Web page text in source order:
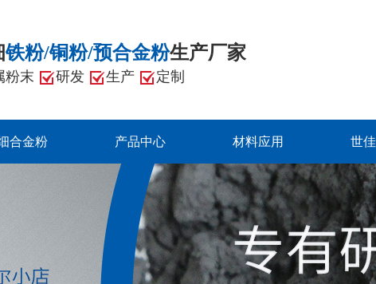
铁粉/铜粉/预合金粉生产厂家
粉末 研发 生产 定制
合金粉 产品中心 材料应用 世